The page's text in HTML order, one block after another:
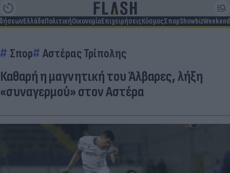
ΕλλάδαΠολιτικήΟικονομίαΕπιχειρήσειςΚόσμοςΣπορShowbizWeekend
Σπορ Αστέρας Τρίπολης
Καθαρή η μαγνητική του Άλβαρες, λήξη
«συναγερμού» στον Αστέρα